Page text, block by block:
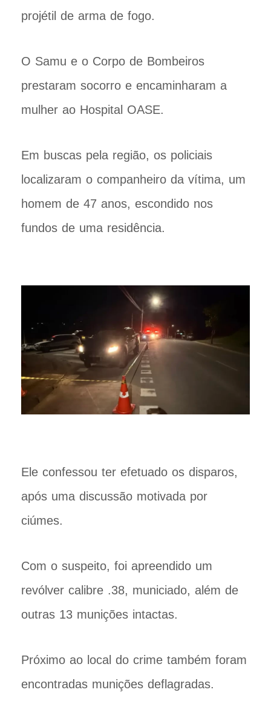
projétil de arma de fogo.
O Samu e o Corpo de Bombeiros
prestaram socorro e encaminharam a
mulher ao Hospital OASE.
Em buscas pela região, os policiais
localizaram o companheiro da vítima, um
homem de 47 anos, escondido nos
fundos de uma residência.
Ele confessou ter efetuado os disparos,
após uma discussão motivada por
ciúmes.
Com o suspeito, foi apreendido um
revólver calibre .38, municiado, além de
outras 13 munições intactas.
Próximo ao local do crime também foram
encontradas munições deflagradas.